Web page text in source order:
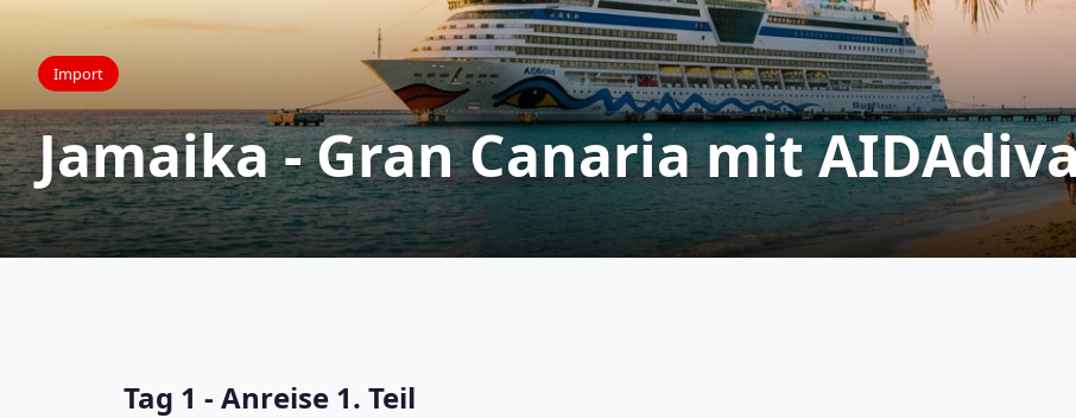
Import
Jamaika - Gran Canaria mit
Tag 1 - Anreise 1. Teil